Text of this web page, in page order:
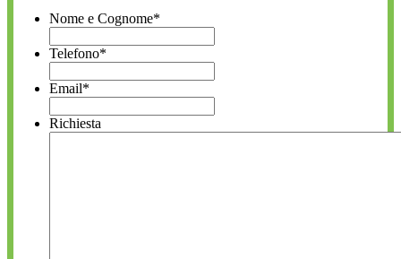
Nome e Cognome*
Telefono*
Email*
Richiesta